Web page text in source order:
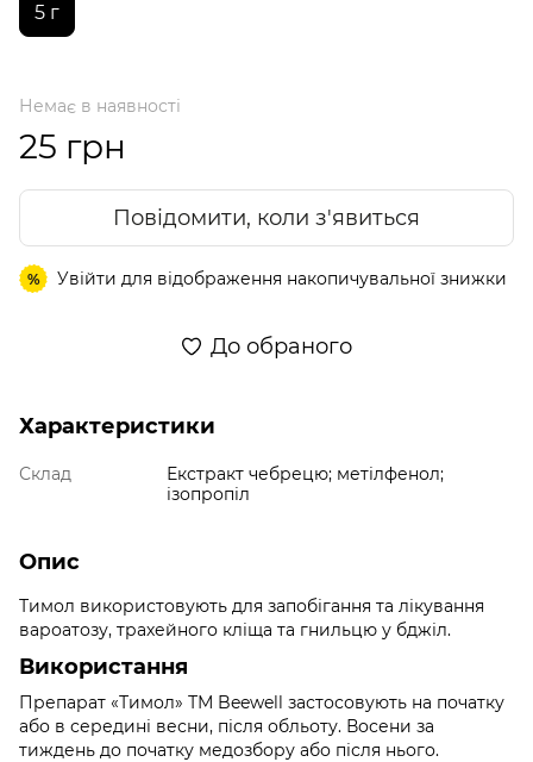
5 г
Немає в наявності
25 грн
Повідомити, коли з'явиться
% Увійти для відображення накопичувальної знижки
До обраного
Характеристики
Склад
Екстракт чебрецю; метілфенол;
ізопропіл
Опис
Тимол використовують для запобігання та лікування
вароатозу, трахейного кліща та гнильцю у бджіл.
Використання
Препарат «Тимол» ТМ Beewell застосовують на початку
або в середині весни, після обльоту. Восени за
тиждень до початку медозбору або після нього.